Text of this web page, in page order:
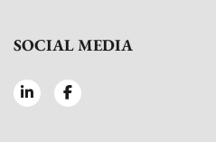
SOCIAL MEDIA